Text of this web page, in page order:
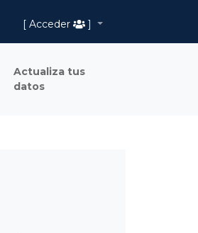
[ Acceder
]
Actualiza tus
datos